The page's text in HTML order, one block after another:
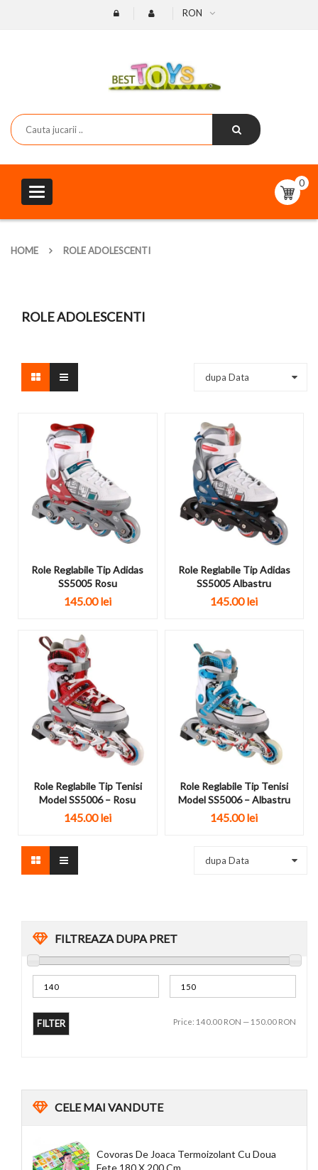
RON
Toggle
navigation
0
HOME ROLE ADOLESCENTI
FILTREAZA DUPA PRET
FILTER Price: 140.00 RON — 150.00 RON
CELEMAI VANDUTE
Covoras De Joaca Termoizolant Cu Doua
ROLE ADOLESCENTI
dupa Data
Role Reglabile Tip Adidas
SS5005 Rosu
145.00 lei
Role Reglabile Tip Adidas
SS5005 Albastru
145.00 lei
Role Reglabile Tip Tenisi
Model SS5006 – Rosu
145.00 lei
Role Reglabile Tip Tenisi
Model SS5006 – Albastru
145.00 lei
dupa Data